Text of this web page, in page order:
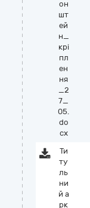
он
шт
ей
н_
крі
пл
ен
ня
_2
7_
05.
do
cx
Ти
ту
ль
ни
й а
рк